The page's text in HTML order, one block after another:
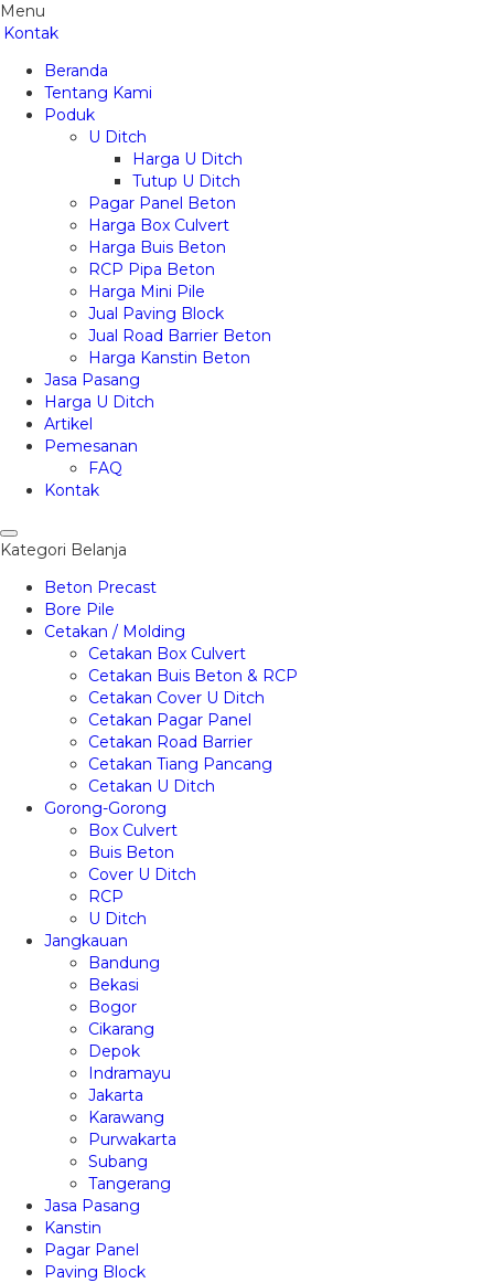
Menu
Kontak
Beranda
Tentang Kami
Poduk
U Ditch
Harga U Ditch
Tutup U Ditch
Pagar Panel Beton
Harga Box Culvert
Harga Buis Beton
RCP Pipa Beton
Harga Mini Pile
Jual Paving Block
Jual Road Barrier Beton
Harga Kanstin Beton
Jasa Pasang
Harga U Ditch
Artikel
Pemesanan
FAQ
Kontak
Kategori Belanja
Beton Precast
Bore Pile
Cetakan / Molding
Cetakan Box Culvert
Cetakan Buis Beton & RCP
Cetakan Cover U Ditch
Cetakan Pagar Panel
Cetakan Road Barrier
Cetakan Tiang Pancang
Cetakan U Ditch
Gorong-Gorong
Box Culvert
Buis Beton
Cover U Ditch
RCP
U Ditch
Jangkauan
Bandung
Bekasi
Bogor
Cikarang
Depok
Indramayu
Jakarta
Karawang
Purwakarta
Subang
Tangerang
Jasa Pasang
Kanstin
Pagar Panel
Paving Block